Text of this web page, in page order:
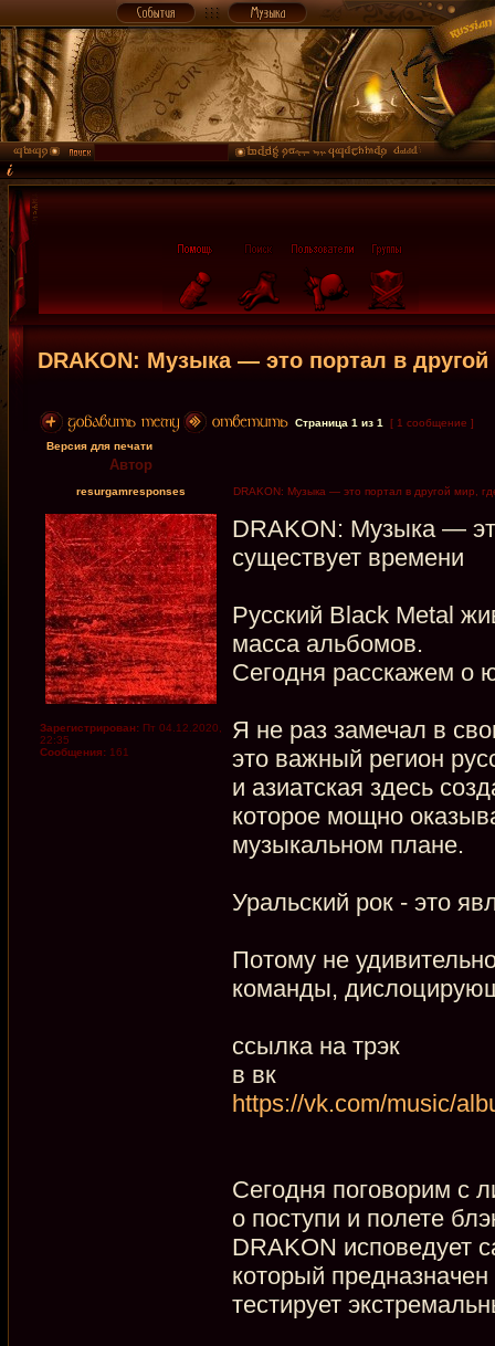
DRAKON: Музыка — это портал в другой
Страница 1 из 1
[ 1 сообщение ]
Версия для печати
Автор
resurgamresponses DRAKON: Музыка — это портал в другой мир,
Зарегистрирован: Пт 04.12.2020,
22:35
Сообщения: 161
DRAKON: Музыка —
существует времени
Русский Black Metal
масса альбомов.
Сегодня расскажем о
Я не раз замечал в
это важный регион
и азиатская здесь
которое мощно
музыкальном плане.
Уральский рок - это
Потому не
команды,
ссылка на трэк
в вк
https://vk.com/music/
Сегодня поговорим с
о поступи и полете
DRAKON исповедует
который
тестирует